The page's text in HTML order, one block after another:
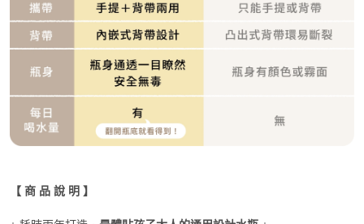
【 商 品 說 明 】